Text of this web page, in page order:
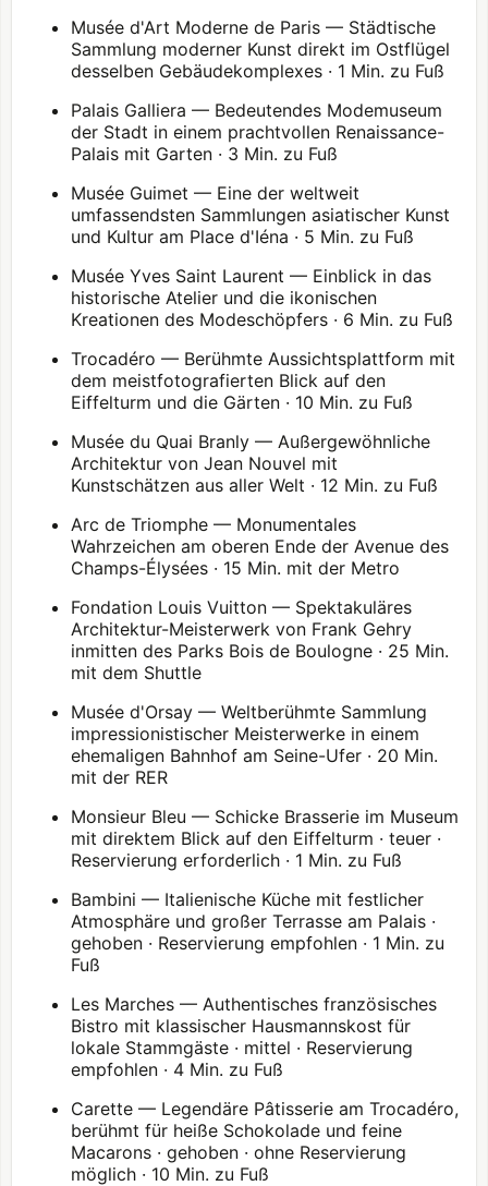
Musée d'Art Moderne de Paris — Städtische
Sammlung moderner Kunst direkt im Ostflügel
desselben Gebäudekomplexes · 1 Min. zu Fuß
Palais Galliera — Bedeutendes Modemuseum
der Stadt in einem prachtvollen Renaissance-
Palais mit Garten · 3 Min. zu Fuß
Musée Guimet — Eine der weltweit
umfassendsten Sammlungen asiatischer Kunst
und Kultur am Place d'Iéna · 5 Min. zu Fuß
Musée Yves Saint Laurent — Einblick in das
historische Atelier und die ikonischen
Kreationen des Modeschöpfers · 6 Min. zu Fuß
Trocadéro — Berühmte Aussichtsplattform mit
dem meistfotografierten Blick auf den
Eiffelturm und die Gärten · 10 Min. zu Fuß
Musée du Quai Branly — Außergewöhnliche
Architektur von Jean Nouvel mit
Kunstschätzen aus aller Welt · 12 Min. zu Fuß
Arc de Triomphe — Monumentales
Wahrzeichen am oberen Ende der Avenue des
Champs-Élysées · 15 Min. mit der Metro
Fondation Louis Vuitton — Spektakuläres
Architektur-Meisterwerk von Frank Gehry
inmitten des Parks Bois de Boulogne · 25 Min.
mit dem Shuttle
Musée d'Orsay — Weltberühmte Sammlung
impressionistischer Meisterwerke in einem
ehemaligen Bahnhof am Seine-Ufer · 20 Min.
mit der RER
Monsieur Bleu — Schicke Brasserie im Museum
mit direktem Blick auf den Eiffelturm · teuer ·
Reservierung erforderlich · 1 Min. zu Fuß
Bambini — Italienische Küche mit festlicher
Atmosphäre und großer Terrasse am Palais ·
gehoben · Reservierung empfohlen · 1 Min. zu
Fuß
Les Marches — Authentisches französisches
Bistro mit klassischer Hausmannskost für
lokale Stammgäste · mittel · Reservierung
empfohlen · 4 Min. zu Fuß
Carette — Legendäre Pâtisserie am Trocadéro,
berühmt für heiße Schokolade und feine
Macarons · gehoben · ohne Reservierung
möglich · 10 Min. zu Fuß